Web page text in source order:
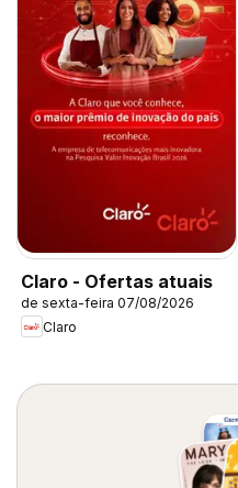
Claro - Ofertas atuais
de sexta-feira 07/08/2026
Claro